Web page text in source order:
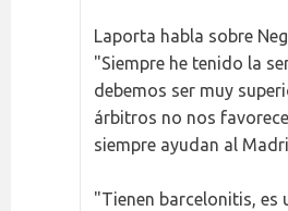
Laporta habla sobre
"Siempre he tenido la
debemos ser muy
árbitros no nos
siempre ayudan al
"Tienen barcelonitis, es